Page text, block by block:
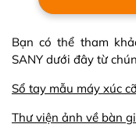
Bạn có thể tham
SANY dưới đây từ
Sổ tay mẫu máy xúc
Thư viện ảnh về bàn